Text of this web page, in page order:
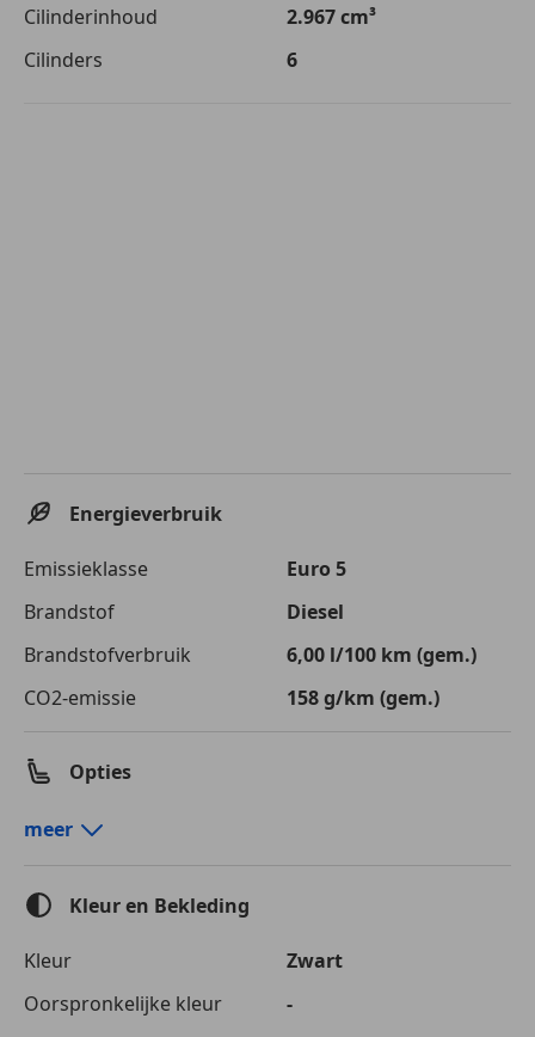
Cilinderinhoud
2.967 cm³
Cilinders
6
Energieverbruik
Emissieklasse
Euro 5
Brandstof
Diesel
Brandstofverbruik
6,00 l/100 km (gem.)
CO2-emissie
158 g/km (gem.)
Opties
Comfort en gemak
Cruise control
Lederen bekleding
Multifunctioneel stuurwiel
meer
Kleur en Bekleding
Kleur
Zwart
Oorspronkelijke kleur
-